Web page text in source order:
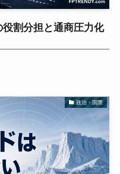
割分担と通商圧力化
政治・国際